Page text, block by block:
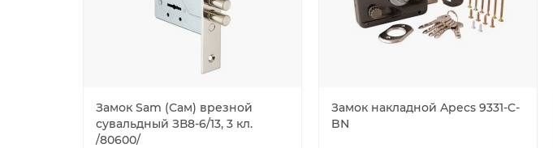
Замок Sam (Сам) врезной
сувальдный ЗВ8-6/13, 3 кл.
/80600/
Замок накладной Apecs 9331-C-
BN